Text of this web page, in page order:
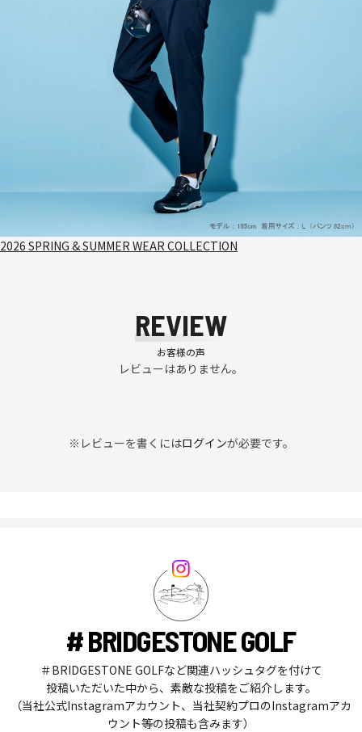
2026 SPRING & SUMMER WEAR COLLECTION
REVIEW
お客様の声
レビューはありません。
※レビューを書くにはログインが必要です。
# BRIDGESTONE GOLF
＃BRIDGESTONE GOLFなど関連ハッシュタグを付けて
投稿いただいた中から、素敵な投稿をご紹介します。
（当社公式Instagramアカウント、当社契約プロのInstagramアカ
ウント等の投稿も含みます）